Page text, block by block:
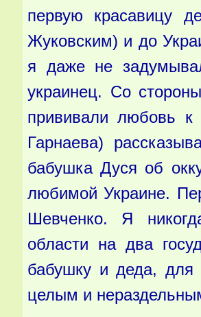
первую красавицу
Жуковским) и до
я даже не
украинец. Со
прививали любовь
Гарнаева)
бабушка Дуся об
любимой Украине.
Шевченко. Я
области на два
бабушку и деда,
целым и